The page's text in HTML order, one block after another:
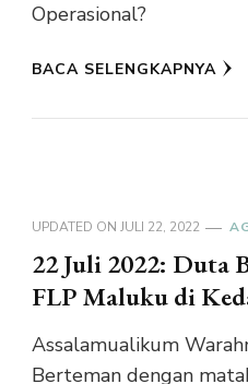
Operasional?
BACA SELENGKAPNYA
UPDATED ON JULI 22, 2022
22 Juli 2022: Duta
FLP Maluku di
Assalamualikum
Berteman dengan